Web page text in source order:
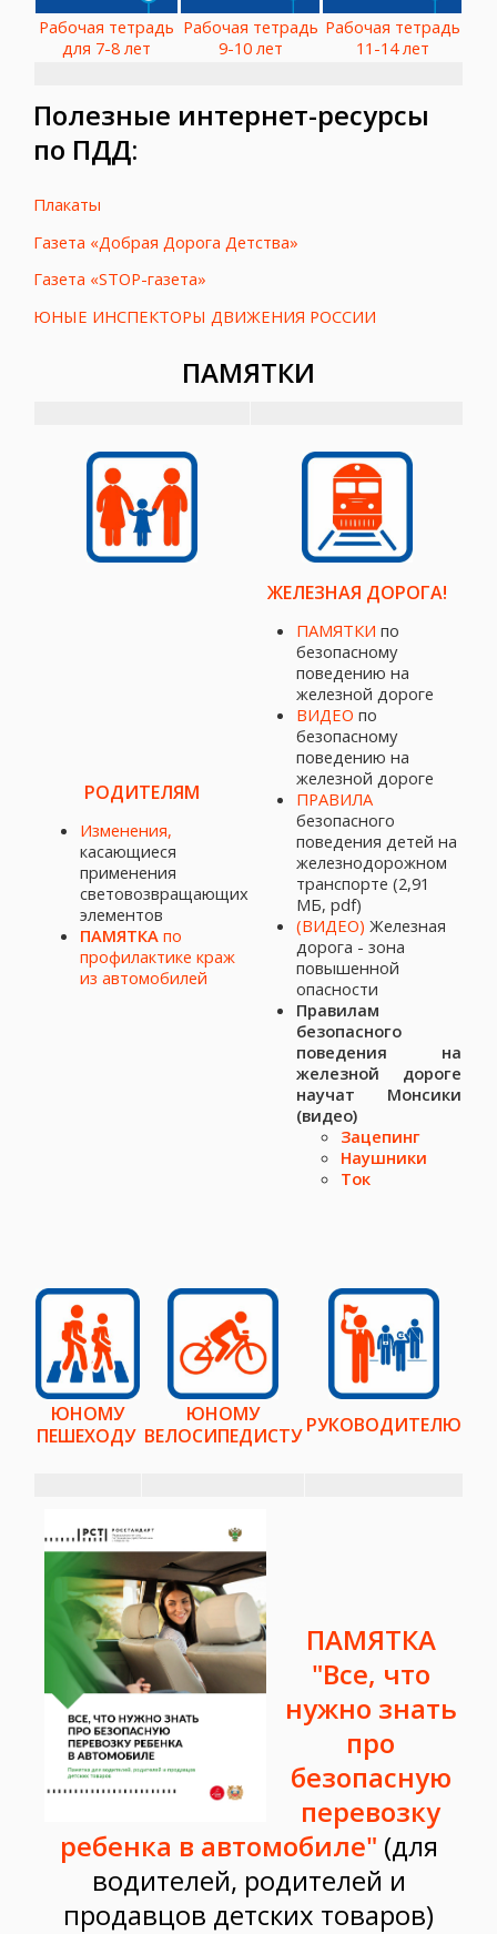
Рабочая тетрадь
для 7-8 лет
Рабочая тетрадь
9-10 лет
Рабочая тетрадь
11-14 лет
Полезные интернет-ресурсы
по ПДД:
Плакаты
Газета «Добрая Дорога Детства»
Газета «STOP-газета»
ЮНЫЕ ИНСПЕКТОРЫ ДВИЖЕНИЯ РОССИИ
ПАМЯТКИ
РОДИТЕЛЯМ
Изменения,
касающиеся
применения
световозвращающих
элементов
ПАМЯТКА по
профилактике краж
из автомобилей
ЖЕЛЕЗНАЯ ДОРОГА!
ПАМЯТКИ по
безопасному
поведению на
железной дороге
ВИДЕО по
безопасному
поведению на
железной дороге
ПРАВИЛА
безопасного
поведения детей на
железнодорожном
транспорте (2,91
МБ, pdf)
(ВИДЕО) Железная
дорога - зона
повышенной
опасности
Правилам
безопасного
поведения на
железной дороге
научат Монсики
(видео)
Зацепинг
Наушники
Ток
ЮНОМУ
ПЕШЕХОДУ
ЮНОМУ
ВЕЛОСИПЕДИСТУ РУКОВОДИТЕЛЮ
ПАМЯТКА
"Все, что
нужно знать
про
безопасную
перевозку
ребенка в автомобиле" (для
водителей, родителей и
продавцов детских товаров)